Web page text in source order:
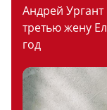
Андрей
третью жену
год